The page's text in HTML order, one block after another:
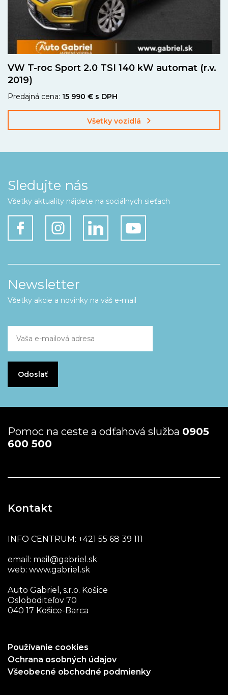
VW T-roc Sport 2.0 TSI 140 kW automat (r.v.
2019)
Predajná cena: 15 990 € s DPH
Všetky vozidlá
Sledujte nás
Všetky aktuality nájdete na sociálnych sieťach
Newsletter
Všetky akcie a novinky na váš e-mail
Pomoc na ceste a odťahová služba 0905
600 500
Kontakt
INFO CENTRUM: +421 55 68 39 111
email: mail@gabriel.sk
web: www.gabriel.sk
Auto Gabriel, s.r.o. Košice
Osloboditeľov 70
040 17 Košice-Barca
Používanie cookies
Ochrana osobných údajov
Všeobecné obchodné podmienky